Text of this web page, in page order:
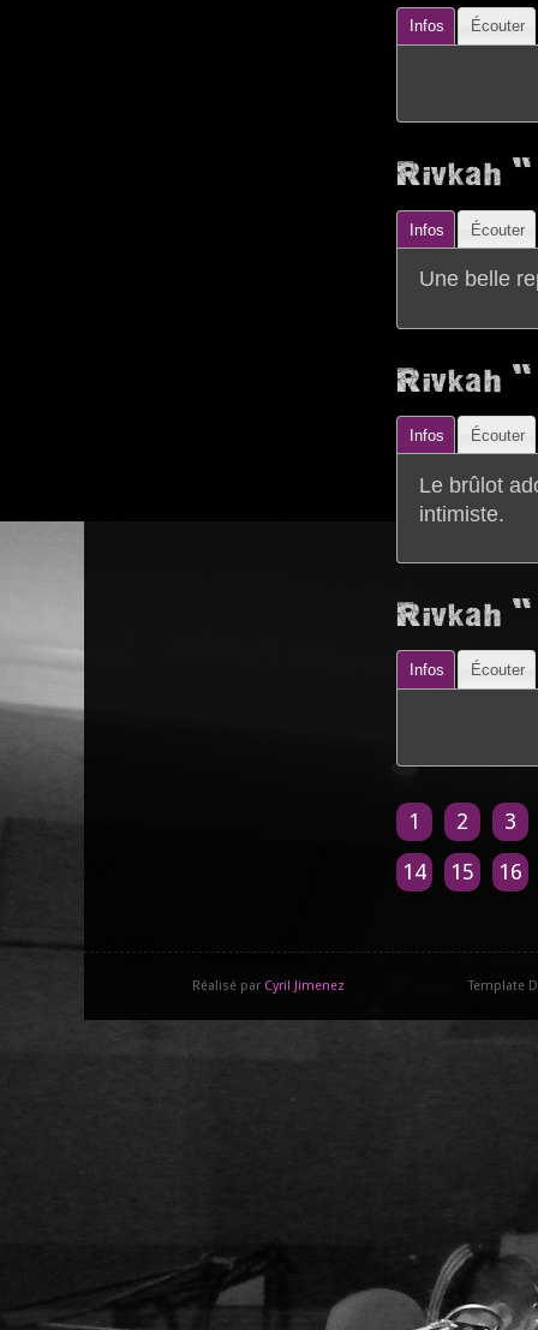
Infos Écouter
Rivkah
Infos Écouter
Une belle
Rivkah "
Infos Écouter
Le brûlot
intimiste.
Rivkah "
Infos Écouter
1 2
3
14
15 16
Réalisé par Cyril Jimenez Template